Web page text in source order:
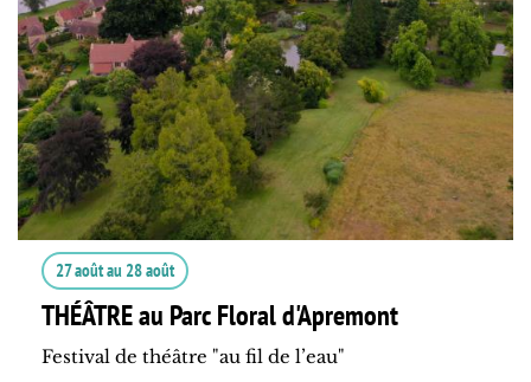
27 aoûtau 28 août
THÉÂTRE au Parc Floral d'Apremont
Festival de théâtre "au fil de l’eau"